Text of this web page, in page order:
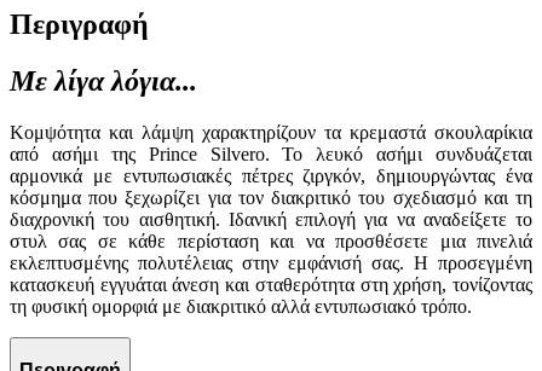
Περιγραφή
Με λίγα λόγια...
Κομψότητα και λάμψη χαρακτηρίζουν τα κρεμαστά σκουλαρίκια
από ασήμι της Prince Silvero. Το λευκό ασήμι συνδυάζεται
αρμονικά με εντυπωσιακές πέτρες ζιργκόν, δημιουργώντας ένα
κόσμημα που ξεχωρίζει για τον διακριτικό του σχεδιασμό και τη
διαχρονική του αισθητική. Ιδανική επιλογή για να αναδείξετε το
στυλ σας σε κάθε περίσταση και να προσθέσετε μια πινελιά
εκλεπτυσμένης πολυτέλειας στην εμφάνισή σας. Η προσεγμένη
κατασκευή εγγυάται άνεση και σταθερότητα στη χρήση, τονίζοντας
τη φυσική ομορφιά με διακριτικό αλλά εντυπωσιακό τρόπο.